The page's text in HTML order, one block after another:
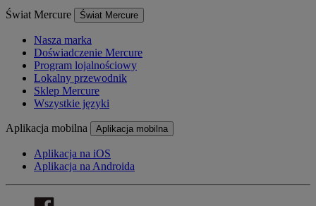
Świat Mercure Świat Mercure
Nasza marka
Doświadczenie Mercure
Program lojalnościowy
Lokalny przewodnik
Sklep Mercure
Wszystkie języki
Aplikacja mobilna Aplikacja mobilna
Aplikacja na iOS
Aplikacja na Androida